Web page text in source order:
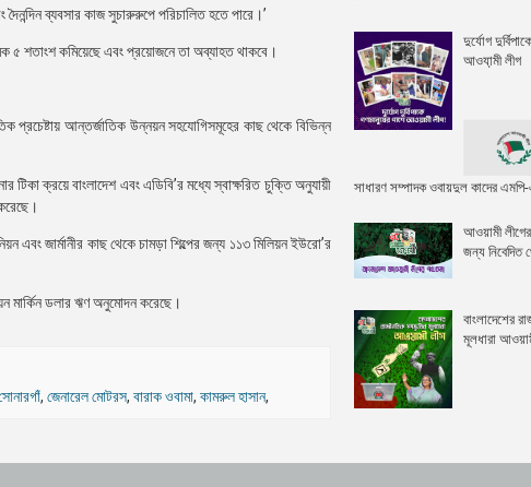
দৈনন্দিন ব্যবসার কাজ সুচারুরুপে পরিচালিত হতে পারে।’
৫ শতাংশ কমিয়েছে এবং প্রয়োজনে তা অব্যাহত থাকবে।
প্রচেষ্টায় আন্তর্জাতিক উন্নয়ন সহযোগিসমূহের কাছ থেকে বিভিন্ন
টিকা ক্রয়ে বাংলাদেশ এবং এডিবি’র মধ্যে স্বাক্ষরিত চুক্তি অনুযায়ী
জার্মানীর কাছ থেকে চামড়া শিল্পের জন্য ১১৩ মিলিয়ন ইউরো’র
মার্কিন ডলার ঋণ অনুমোদন করেছে।
, জেনারেল মোটরস, বারাক ওবামা, কামরুল হাসান,
দুর্যোগ
আওযা়মী লীগ
সাধারণ সম্পাদক ওবায়দুল কাদের এমপি-
আওয়ামী
জন্য নিবেদিত
বাংলাদেশের
মূলধারা